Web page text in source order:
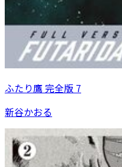
ふたり鷹 完全版 7
新谷かおる